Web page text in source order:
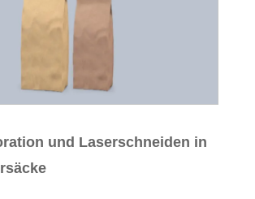
und Laserschneiden in